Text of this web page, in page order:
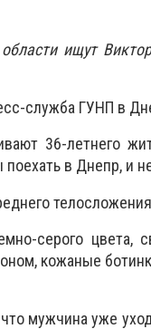
ищут
служба ГУНП в
36-летнего
в Днепр, и
серого цвета,
кожаные
мужчина уже